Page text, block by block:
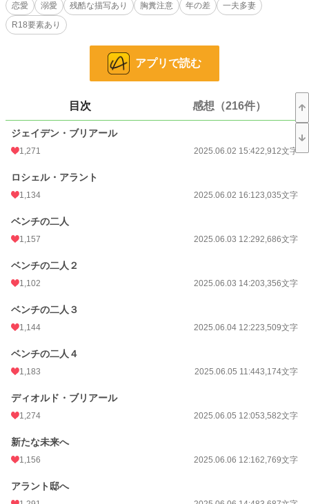
恋愛 1,368 位 / 66,361 件
初回公開日時 2025.06.02 15:42
年間ポイント
累計ポイント 4,885,575 pt (813 位)
恋愛
溺愛 残酷な描写あり 胸糞注意 年の差
一夫多妻
R18要素あり
アプリで読む
目次 感想（216件）
ジェイデン・ブリアール
1,271 2025.06.02 15:422,912文字
ロシェル・アラント
1,134 2025.06.02 16:123,035文字
ベンチの二人
1,157 2025.06.03 12:292,686文字
ベンチの二人２
1,102 2025.06.03 14:203,356文字
ベンチの二人３
1,144 2025.06.04 12:223,509文字
ベンチの二人４
1,183 2025.06.05 11:443,174文字
ディオルド・ブリアール
1,274 2025.06.05 12:053,582文字
新たな未来へ
1,156 2025.06.06 12:162,769文字
アラント邸へ